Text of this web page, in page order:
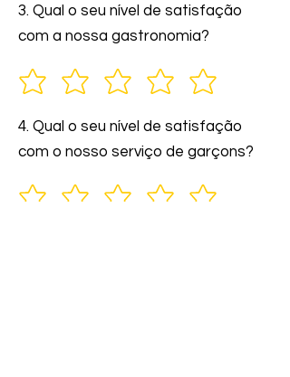
3. Qual o seu nível de satisfação
com a nossa gastronomia?
4. Qual o seu nível de satisfação
com o nosso serviço de garçons?